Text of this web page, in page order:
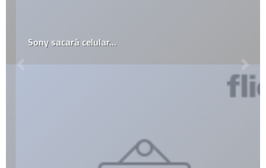
Sony sacará celular…